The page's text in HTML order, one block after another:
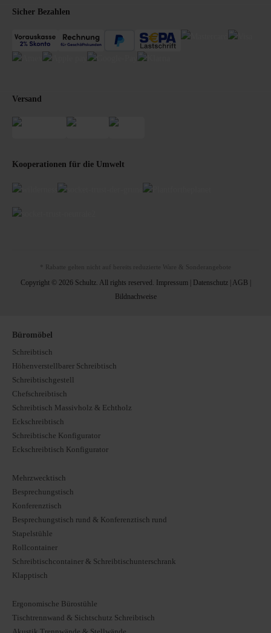
Sicher Bezahlen
Versand
Kooperationen für die Umwelt
* Rabatte gelten nicht auf bereits reduzierte Ware & Sonderangebote
Copyright © 2026 Schultz. All rights reserved. Impressum| Datenschutz| AGB
Bildnachweise
Büromöbel
Schreibtisch
Höhenverstellbarer Schreibtisch
Schreibtischgestell
Chefschreibtisch
Schreibtisch Massivholz & Echtholz
Eckschreibtisch
Schreibtische Konfigurator
Eckschreibtisch Konfigurator
Mehrzwecktisch
Besprechungstisch
Konferenztisch
Besprechungstisch rund & Konferenztisch rund
Stapelstühle
Rollcontainer
Schreibtischcontainer & Schreibtischunterschrank
Klapptisch
Ergonomische Bürostühle
Tischtrennwand & Sichtschutz Schreibtisch